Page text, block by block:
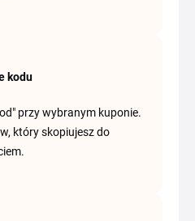
kodu
przy wybranym kuponie.
który skopiujesz do